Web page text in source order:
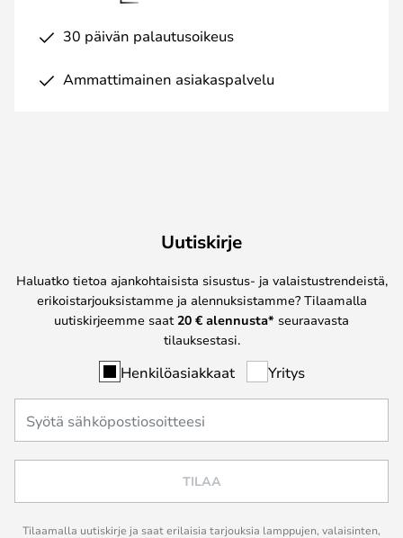
30 päivän palautusoikeus
Ammattimainen asiakaspalvelu
Uutiskirje
Haluatko tietoa ajankohtaisista sisustus- ja valaistustrendeistä,
erikoistarjouksistamme ja alennuksistamme? Tilaamalla
uutiskirjeemme saat 20 € alennusta* seuraavasta
tilauksestasi.
Henkilöasiakkaat Yritys
TILAA
Tilaamalla uutiskirje ja saat erilaisia tarjouksia lamppujen, valaisinten,